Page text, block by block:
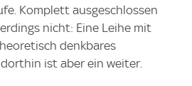
Komplett ausgeschlossen
nicht: Eine Leihe mit
denkbares
ist aber ein weiter.